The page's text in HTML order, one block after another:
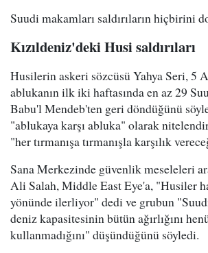
Suudi makamları saldırıların hiçbirini
Kızıldeniz'deki Husi saldırıları
Husilerin askeri sözcüsü Yahya Seri, 5
ablukanın ilk iki haftasında en az 29
Babu'l Mendeb'ten geri döndüğünü
"ablukaya karşı abluka" olarak
"her tırmanışa tırmanışla karşılık
Sana Merkezinde güvenlik meseleleri
Ali Salah, Middle East Eye'a, "Husiler
yönünde ilerliyor" dedi ve grubun
deniz kapasitesinin bütün ağırlığını
kullanmadığını" düşündüğünü söyledi.